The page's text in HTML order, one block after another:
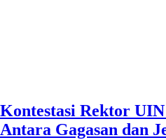
Kontestasi Rektor
Antara Gagasan dan